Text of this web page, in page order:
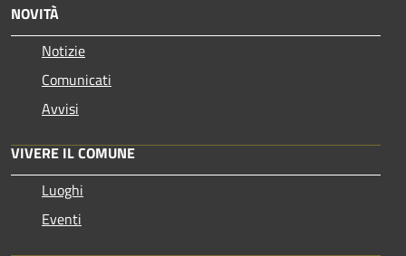
NOVITÀ
Notizie
Comunicati
Avvisi
VIVERE IL COMUNE
Luoghi
Eventi